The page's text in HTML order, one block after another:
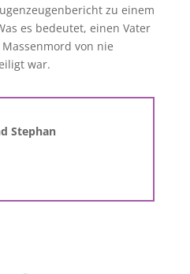
zu einem
es bedeutet, einen Vater
von nie
war.
Stephan